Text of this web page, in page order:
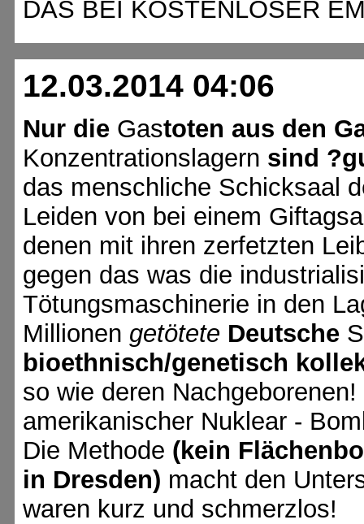
DAS BEI KOSTENLOSER
12.03.2014 04:06
Nur die Gastoten aus den
Konzentrationslagern sind
das menschliche Schicksaal
Leiden von bei einem
denen mit ihren zerfetzten
gegen das was die
Tötungsmaschinerie in den
Millionen getötete Deutsche
bioethnisch/genetisch
so wie deren
amerikanischer Nuklear -
Die Methode (kein
in Dresden) macht den
waren kurz und schmerzlos!